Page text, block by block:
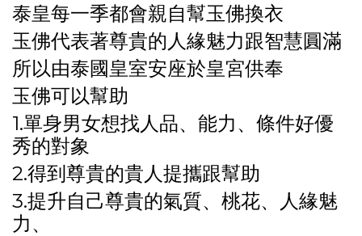
泰皇每一季都會親自幫玉佛換衣
玉佛代表著尊貴的人緣魅力跟智慧圓滿
所以由泰國皇室安座於皇宮供奉
玉佛可以幫助
1.單身男女想找人品、能力、條件好優
秀的對象
2.得到尊貴的貴人提攜跟幫助
3.提升自己尊貴的氣質、桃花、人緣魅
力、